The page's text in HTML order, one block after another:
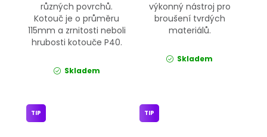
různých povrchů.
Kotouč je o průměru
115mm a zrnitosti neboli
hrubosti kotouče P40.
Skladem
výkonný nástroj pro
broušení tvrdých
materiálů.
Skladem
TIP TIP